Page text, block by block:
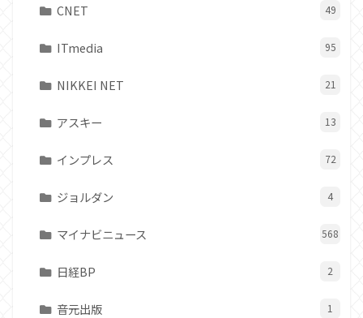
CNET 49
ITmedia 95
NIKKEI NET 21
アスキー 13
インプレス 72
ジョルダン 4
マイナビニュース 568
日経BP 2
音元出版 1